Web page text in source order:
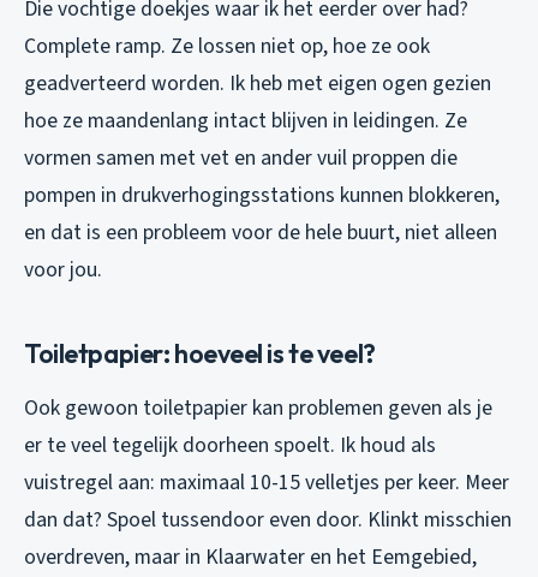
Die vochtige doekjes waar ik het eerder over had?
Complete ramp. Ze lossen niet op, hoe ze ook
geadverteerd worden. Ik heb met eigen ogen gezien
hoe ze maandenlang intact blijven in leidingen. Ze
vormen samen met vet en ander vuil proppen die
pompen in drukverhogingsstations kunnen blokkeren,
en dat is een probleem voor de hele buurt, niet alleen
voor jou.
Toiletpapier: hoeveel is te veel?
Ook gewoon toiletpapier kan problemen geven als je
er te veel tegelijk doorheen spoelt. Ik houd als
vuistregel aan: maximaal 10-15 velletjes per keer. Meer
dan dat? Spoel tussendoor even door. Klinkt misschien
overdreven, maar in Klaarwater en het Eemgebied,